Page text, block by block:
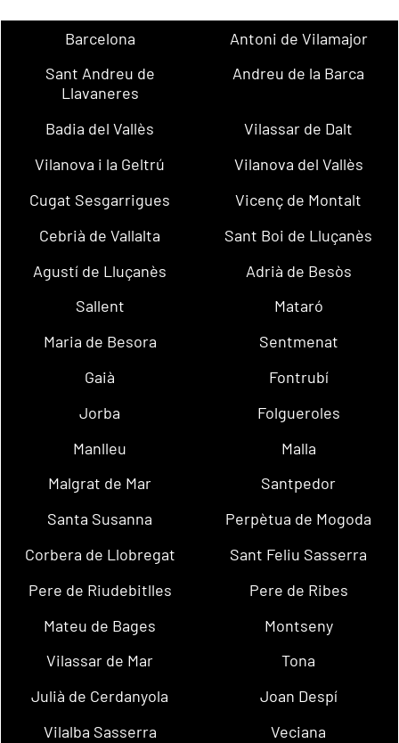
Barcelona
Antoni de Vilamajor
Sant Andreu de
Llavaneres
Andreu de la Barca
Badia del Vallès
Vilassar de Dalt
Vilanova i la Geltrú
Vilanova del Vallès
Cugat Sesgarrigues
Vicenç de Montalt
Cebrià de Vallalta
Sant Boi de Lluçanès
Agustí de Lluçanès
Adrià de Besòs
Sallent
Mataró
Maria de Besora
Sentmenat
Gaià
Fontrubí
Jorba
Folgueroles
Manlleu
Malla
Malgrat de Mar
Santpedor
Santa Susanna
Perpètua de Mogoda
Corbera de Llobregat
Sant Feliu Sasserra
Pere de Riudebitlles
Pere de Ribes
Mateu de Bages
Montseny
Vilassar de Mar
Tona
Julià de Cerdanyola
Joan Despí
Vilalba Sasserra
Veciana